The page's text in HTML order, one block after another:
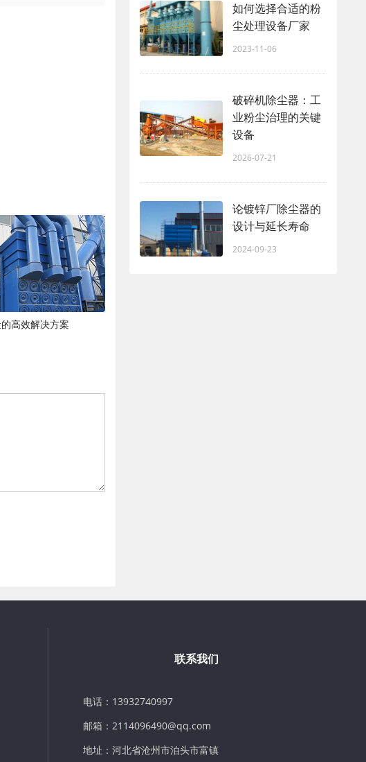
高效解决方案
如何选择合适的粉
尘处理设备厂家
2023-11-06
破碎机除尘器：工
业粉尘治理的关键
设备
2026-07-21
论镀锌厂除尘器的
设计与延长寿命
2024-09-23
联系我们
电话：13932740997
邮箱：2114096490@qq.com
地址：河北省沧州市泊头市富镇